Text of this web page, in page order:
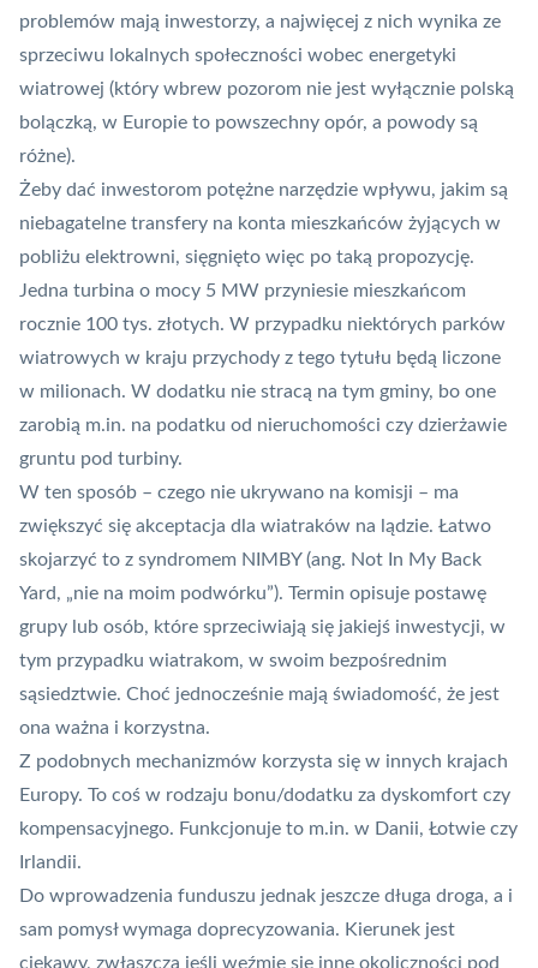
problemów mają inwestorzy, a najwięcej z nich wynika ze
sprzeciwu lokalnych społeczności wobec energetyki
wiatrowej (który wbrew pozorom nie jest wyłącznie polską
bolączką, w Europie to powszechny opór, a powody są
różne).
Żeby dać inwestorom potężne narzędzie wpływu, jakim są
niebagatelne transfery na konta mieszkańców żyjących w
pobliżu elektrowni, sięgnięto więc po taką propozycję.
Jedna turbina o mocy 5 MW przyniesie mieszkańcom
rocznie 100 tys. złotych. W przypadku niektórych parków
wiatrowych w kraju przychody z tego tytułu będą liczone
w milionach. W dodatku nie stracą na tym gminy, bo one
zarobią m.in. na podatku od nieruchomości czy dzierżawie
gruntu pod turbiny.
W ten sposób – czego nie ukrywano na komisji – ma
zwiększyć się akceptacja dla wiatraków na lądzie. Łatwo
skojarzyć to z syndromem NIMBY (ang. Not In My Back
Yard, „nie na moim podwórku”). Termin opisuje postawę
grupy lub osób, które sprzeciwiają się jakiejś inwestycji, w
tym przypadku wiatrakom, w swoim bezpośrednim
sąsiedztwie. Choć jednocześnie mają świadomość, że jest
ona ważna i korzystna.
Z podobnych mechanizmów korzysta się w innych krajach
Europy. To coś w rodzaju bonu/dodatku za dyskomfort czy
kompensacyjnego. Funkcjonuje to m.in. w Danii, Łotwie czy
Irlandii.
Do wprowadzenia funduszu jednak jeszcze długa droga, a i
sam pomysł wymaga doprecyzowania. Kierunek jest
ciekawy, zwłaszcza jeśli weźmie się inne okoliczności pod